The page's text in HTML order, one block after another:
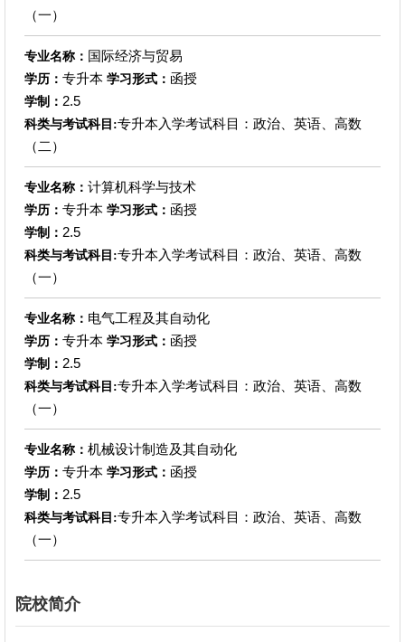
（一）
专业名称： 国际经济与贸易
学历： 专升本 学习形式： 函授
学制： 2.5
科类与考试科目:专升本入学考试科目：政治、英语、高数
（二）
专业名称： 计算机科学与技术
学历： 专升本 学习形式： 函授
学制： 2.5
科类与考试科目:专升本入学考试科目：政治、英语、高数
（一）
专业名称： 电气工程及其自动化
学历： 专升本 学习形式： 函授
学制： 2.5
科类与考试科目:专升本入学考试科目：政治、英语、高数
（一）
专业名称： 机械设计制造及其自动化
学历： 专升本 学习形式： 函授
学制： 2.5
科类与考试科目:专升本入学考试科目：政治、英语、高数
（一）
院校简介